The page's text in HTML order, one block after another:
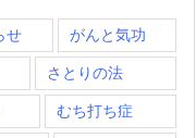
せ がんと気功
さとりの法
むち打ち症